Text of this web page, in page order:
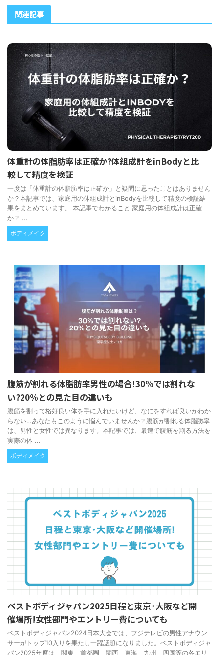
関連記事
体重計の体脂肪率は正確か?体組成計をinBodyと比
較して精度を検証
一度は「体重計の体脂肪率は正確か」と疑問に思ったことはありません
か？本記事では、家庭用の体組成計とinBodyを比較して精度の検証結
果をまとめています。 本記事でわかること 家庭用の体組成計は正確
か？ ...
ボディメイク
腹筋が割れる体脂肪率男性の場合!30%では割れな
い?20%との見た目の違いも
腹筋を割って格好良い体を手に入れたいけど、なにをすれば良いかわか
らない…あなたもこのように悩んでいませんか？腹筋が割れる体脂肪率
は、男性と女性では異なります。本記事では、最速で腹筋を割る方法を
実際の体 ...
ボディメイク
ベストボディジャパン2025日程と東京･大阪など開
催場所!女性部門やエントリー費についても
ベストボディジャパン2024日本大会では、フジテレビの男性アナウン
サーがトップ10入りを果たし一躍話題になりました。ベストボディジャ
パン2025年度は、関東、首都圏、関西、東海、九州、四国等の各エリ